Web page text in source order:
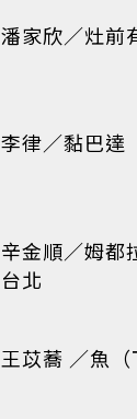
潘家欣／灶前
李律／黏巴達
辛金順／姆
台北
王苡蕎 ／魚（